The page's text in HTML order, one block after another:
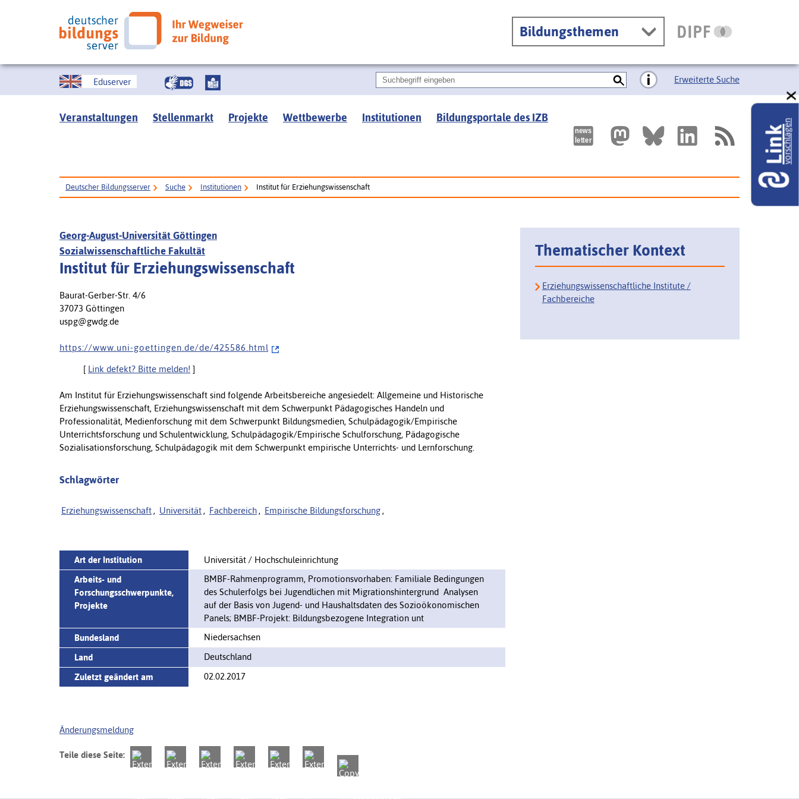
Bildungsthemen
Eduserver Erweiterte Suche
Veranstaltungen Stellenmarkt Projekte Wettbewerbe Institutionen Bildungsportale des IZB
Deutscher Bildungsserver Suche Institutionen Institut für Erziehungswissenschaft
Georg-August-Universität Göttingen
Sozialwissenschaftliche Fakultät
Institut für Erziehungswissenschaft
Baurat-Gerber-Str. 4/6
37073 Göttingen
uspg@gwdg.de
h t t p s : / / w w w . u n i - g o e t t i n g e n . d e / d e / 4 2 5 5 8 6 . h t m l
[ Link defekt? Bitte melden! ]
Am Institut für Erziehungswissenschaft sind folgende Arbeitsbereiche angesiedelt: Allgemeine und Historische
Erziehungswissenschaft, Erziehungswissenschaft mit dem Schwerpunkt Pädagogisches Handeln und
Professionalität, Medienforschung mit dem Schwerpunkt Bildungsmedien, Schulpädagogik/Empirische
Unterrichtsforschung und Schulentwicklung, Schulpädagogik/Empirische Schulforschung, Pädagogische
Sozialisationsforschung, Schulpädagogik mit dem Schwerpunkt empirische Unterrichts- und Lernforschung.
Schlagwörter
Erziehungswissenschaft , Universität , Fachbereich , Empirische Bildungsforschung ,
Art der Institution
Universität / Hochschuleinrichtung
Arbeits- und
Forschungsschwerpunkte,
Projekte
BMBF-Rahmenprogramm, Promotionsvorhaben: Familiale Bedingungen
des Schulerfolgs bei Jugendlichen mit Migrationshintergrund  Analysen
auf der Basis von Jugend- und Haushaltsdaten des Sozioökonomischen
Panels; BMBF-Projekt: Bildungsbezogene Integration unt
Bundesland
Niedersachsen
Land
Deutschland
Zuletzt geändert am
02.02.2017
Änderungsmeldung
Thematischer Kontext
Erziehungswissenschaftliche Institute /
Fachbereiche
Teile diese Seite:
Linkvorschlagen